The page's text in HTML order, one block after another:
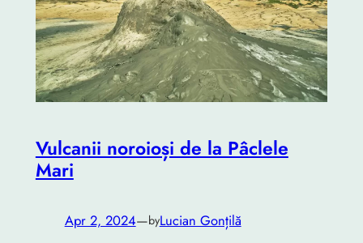
Vulcanii noroioși de la Pâclele
Mari
Apr 2, 2024—byLucian Gonțilă